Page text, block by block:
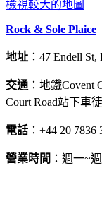
檢視較大的地圖
Rock & Sole Plaice
地址 ：47 Endell
交通 ：地鐵Covent
Court Road站下車
電話 ：+44 20 7836
營業時間 ：週一~